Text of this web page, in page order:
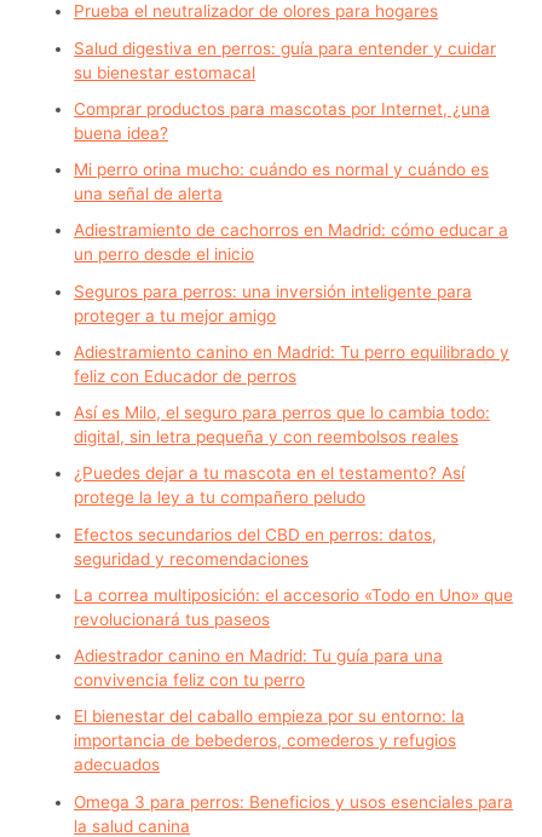
Prueba el neutralizador de olores para hogares
Salud digestiva en perros: guía para entender y cuidar
su bienestar estomacal
Comprar productos para mascotas por Internet, ¿una
buena idea?
Mi perro orina mucho: cuándo es normal y cuándo es
una señal de alerta
Adiestramiento de cachorros en Madrid: cómo educar a
un perro desde el inicio
Seguros para perros: una inversión inteligente para
proteger a tu mejor amigo
Adiestramiento canino en Madrid: Tu perro equilibrado y
feliz con Educador de perros
Así es Milo, el seguro para perros que lo cambia todo:
digital, sin letra pequeña y con reembolsos reales
¿Puedes dejar a tu mascota en el testamento? Así
protege la ley a tu compañero peludo
Efectos secundarios del CBD en perros: datos,
seguridad y recomendaciones
La correa multiposición: el accesorio «Todo en Uno» que
revolucionará tus paseos
Adiestrador canino en Madrid: Tu guía para una
convivencia feliz con tu perro
El bienestar del caballo empieza por su entorno: la
importancia de bebederos, comederos y refugios
adecuados
Omega 3 para perros: Beneficios y usos esenciales para
la salud canina